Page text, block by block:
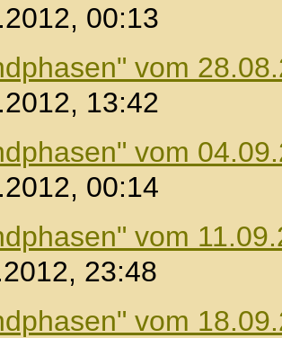
00:13
vom
13:42
vom
00:14
vom
23:48
vom